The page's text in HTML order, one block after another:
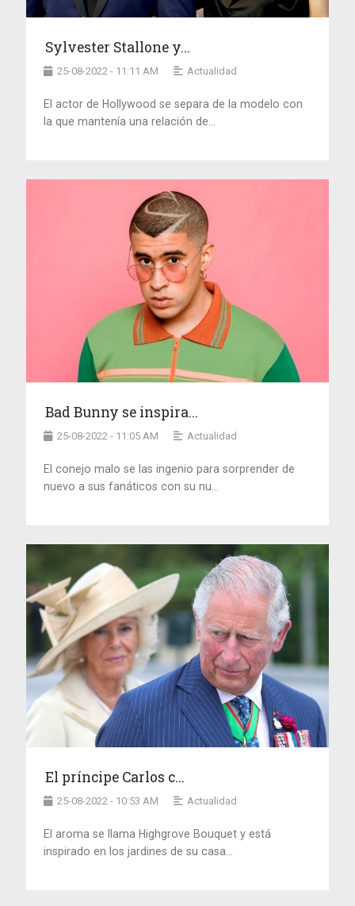
Sylvester Stallone y...
25-08-2022 - 11:11 AM Actualidad
El actor de Hollywood se separa de la modelo con
la que mantenía una relación de...
Bad Bunny se inspira...
25-08-2022 - 11:05 AM Actualidad
El conejo malo se las ingenio para sorprender de
nuevo a sus fanáticos con su nu...
El príncipe Carlos c...
25-08-2022 - 10:53 AM Actualidad
El aroma se llama Highgrove Bouquet y está
inspirado en los jardines de su casa...